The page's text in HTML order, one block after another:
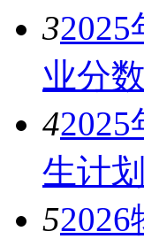
3
业分
4
生计
5